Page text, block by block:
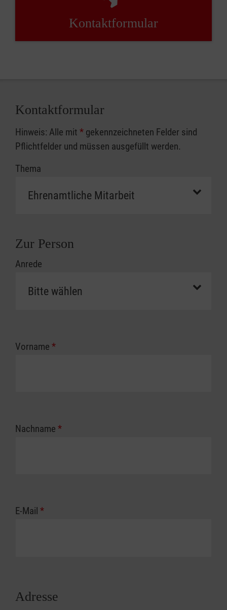
Kontaktformular
Kontaktformular
Hinweis: Alle mit * gekennzeichneten Felder sind
Pflichtfelder und müssen ausgefüllt werden.
Thema
Zur Person
Anrede
Vorname *
Nachname *
E-Mail *
Adresse